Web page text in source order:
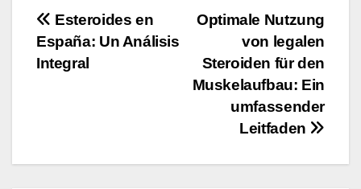
Post
navigation
Optimale Nutzung
von legalen
Steroiden für den
Muskelaufbau: Ein
umfassender
Leitfaden
Esteroides en
España: Un Análisis
Integral